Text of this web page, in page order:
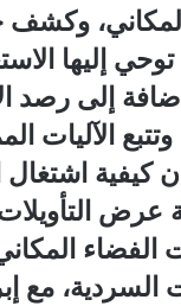
وكشف
توحي إليها
إلى رصد
الآليات
كيفية
عرض
الفضاء
السردية، مع